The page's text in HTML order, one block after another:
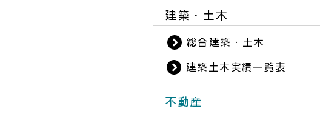
​建築・土木
総合建築・土木
建築土木実績一覧表
​不動産